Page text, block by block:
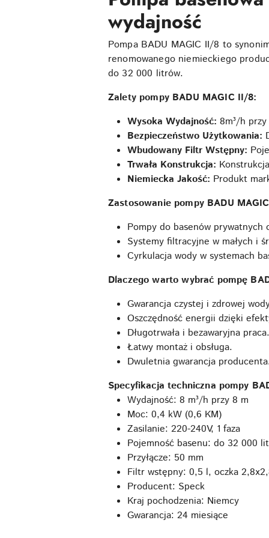
wydajność
Pompa BADU MAGIC II/8 to
renomowanego niemieckiego
do 32 000 litrów.
Zalety pompy BADU MAGIC II/8:
Wysoka Wydajność: 8m³/h
Bezpieczeństwo Użytkowania:
Wbudowany Filtr Wstępny:
Trwała Konstrukcja:
Niemiecka Jakość: Produkt
Zastosowanie pompy BADU
Pompy do basenów prywatnych
Systemy filtracyjne w małych i
Cyrkulacja wody w systemach
Dlaczego warto wybrać pompę
Gwarancja czystej i zdrowej
Oszczędność energii dzięki
Długotrwała i bezawaryjna praca.
Łatwy montaż i obsługa.
Dwuletnia gwarancja
Specyfikacja techniczna pompy
Wydajność: 8 m³/h przy 8 m
Moc: 0,4 kW (0,6 KM)
Zasilanie: 220-240V, 1 faza
Pojemność basenu: do 32 000
Przyłącze: 50 mm
Filtr wstępny: 0,5 l, oczka
Producent: Speck
Kraj pochodzenia: Niemcy
Gwarancja: 24 miesiące